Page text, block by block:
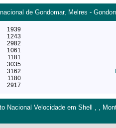
de Gondomar, Melres -
1939
1243
2982
1061
1181
3035
3162
1180
2917
Nacional Velocidade em Shell , ,